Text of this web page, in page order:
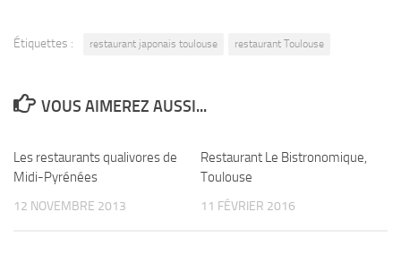
Étiquettes : restaurant japonais toulouse restaurant Toulouse
VOUS AIMEREZ AUSSI...
Les restaurants qualivores de
Midi-Pyrénées
12 NOVEMBRE 2013
Restaurant Le Bistronomique,
Toulouse
11 FÉVRIER 2016